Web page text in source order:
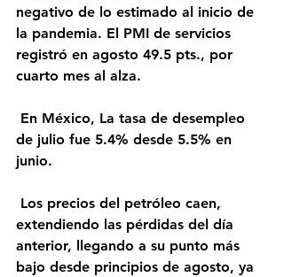
negativo de lo estimado al inicio de
la pandemia. El PMI de servicios
registró en agosto 49.5 pts., por
cuarto mes al alza.
de julio fue 5.4% desde 5.5% en
junio.
extendiendo las pérdidas del día
anterior, llegando a su punto más
bajo desde principios de agosto, ya